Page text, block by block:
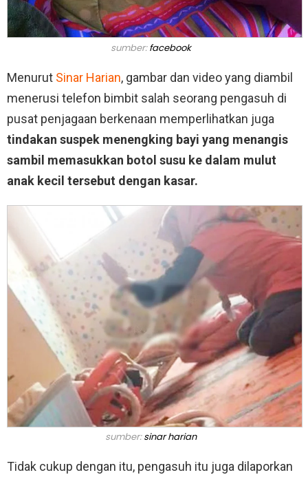
sumber:facebook
Menurut Sinar Harian, gambar dan video yang diambil
menerusi telefon bimbit salah seorang pengasuh di
pusat penjagaan berkenaan memperlihatkan juga
tindakan suspek menengking bayi yang menangis
sambil memasukkan botol susu ke dalam mulut
anak kecil tersebut dengan kasar.
sumber:sinar harian
Tidak cukup dengan itu, pengasuh itu juga dilaporkan